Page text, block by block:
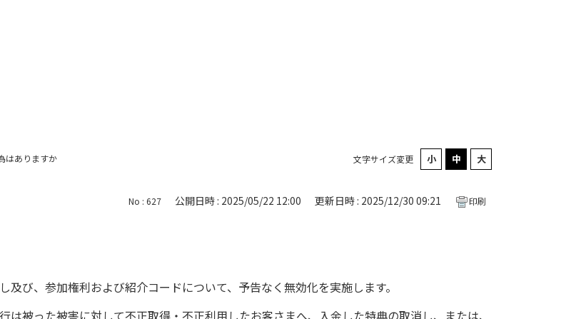
文字サイズ変更
はありますか
No : 627 公開日時 : 2025/05/22 12:00 更新日時 : 2025/12/30 09:21 印刷
び、参加権利および紹介コードについて、予告なく無効化を実施します。
被った被害に対して不正取得・不正利用したお客さまへ、入金した特典の取消し、または、